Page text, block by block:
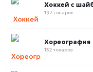
Хоккей с
192 товаров
Хореография
132 товаров